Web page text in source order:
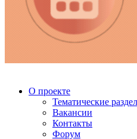
О проекте
Тематические
Вакансии
Контакты
Форум